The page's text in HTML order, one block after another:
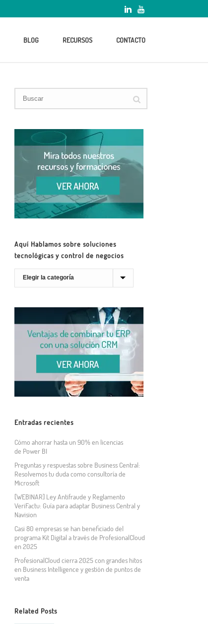
BLOG RECURSOS CONTACTO
Aquí Hablamos sobre soluciones
tecnológicas y control de negocios
Entradas recientes
Cómo ahorrar hasta un 90% en licencias
de Power BI
Preguntas y respuestas sobre Business Central:
Resolvemos tu duda como consultoría de
Microsoft
[WEBINAR] Ley Antifraude y Reglamento
VeriFactu: Guía para adaptar Business Central y
Navision
Casi 80 empresas se han beneficiado del
programa Kit Digital a través de ProfesionalCloud
en 2025
ProfesionalCloud cierra 2025 con grandes hitos
en Business Intelligence y gestión de puntos de
venta
Related Posts